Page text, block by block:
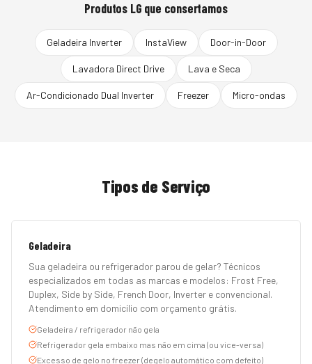
Produtos LG que consertamos
Geladeira Inverter InstaView Door-in-Door
Lavadora Direct Drive Lava e Seca
Ar-Condicionado Dual Inverter Freezer Micro-ondas
Tipos de Serviço
Geladeira
Sua geladeira ou refrigerador parou de gelar? Técnicos
especializados em todas as marcas e modelos: Frost Free,
Duplex, Side by Side, French Door, Inverter e convencional.
Atendimento em domicílio com orçamento grátis.
Geladeira / refrigerador não gela
Refrigerador gela embaixo mas não em cima (ou vice-versa)
Excesso de gelo no freezer (degelo automático com defeito)